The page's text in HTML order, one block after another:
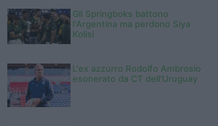
Gli Springboks battono
l'Argentina ma perdono Siya
Kolisi
L'ex azzurro Rodolfo Ambrosio
esonerato da CT dell'Uruguay